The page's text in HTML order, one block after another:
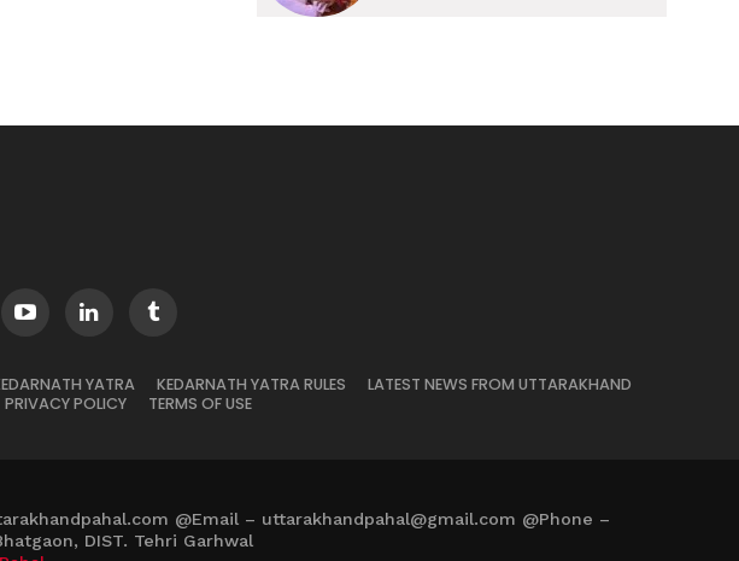
YATRA KEDARNATH YATRA RULES
LATEST NEWS FROM UTTARAKHAND
PRIVACY POLICY TERMS OF USE
@Email – uttarakhandpahal@gmail.com @Phone –
DIST. Tehri Garhwal